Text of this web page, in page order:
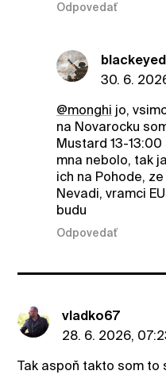
Odpovedať
30. 6.
@monghi jo,
na Novarocku
Mustard 13-
mna nebolo, tak
ich na Pohode,
Nevadi, vramci
budu
Odpovedať
vladko67
28. 6. 2026,
Tak aspoň takto som to